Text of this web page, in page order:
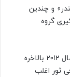
و چندین
گروه
آخرین صحنه فیلم ثور شرایط را مهیا کرد تا سال ۲۰۱۲ بالاخره
ثور اغلب